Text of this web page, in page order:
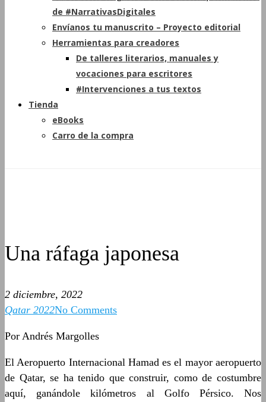
de #NarrativasDigitales
Envíanos tu manuscrito – Proyecto editorial
Herramientas para creadores
De talleres literarios, manuales y
vocaciones para escritores
#Intervenciones a tus textos
Tienda
eBooks
Carro de la compra
Una ráfaga japonesa
2 diciembre, 2022
Qatar 2022No Comments
Por Andrés Margolles
El Aeropuerto Internacional Hamad es el mayor aeropuerto
de Qatar, se ha tenido que construir, como de costumbre
aquí, ganándole kilómetros al Golfo Pérsico. Nos